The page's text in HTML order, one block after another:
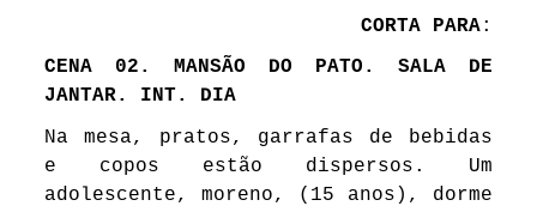
CORTA PARA:
CENA 02. MANSÃO DO PATO. SALA DE
JANTAR. INT. DIA
Na mesa, pratos, garrafas de bebidas
e copos estão dispersos. Um
adolescente, moreno, (15 anos), dorme